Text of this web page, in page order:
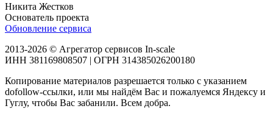
Никита Жестков
Основатель проекта
Обновление сервиса
2013-2026 © Агрегатор сервисов In-scale
ИНН 381169808507 | ОГРН 314385026200180
Копирование материалов разрешается только с указанием
dofollow-ссылки, или мы найдём Вас и пожалуемся Яндексу и
Гуглу, чтобы Вас забанили. Всем добра.